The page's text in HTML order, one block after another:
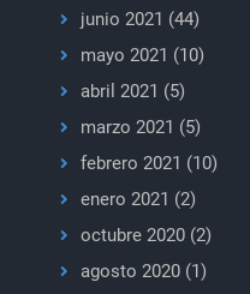
junio 2021 (44)
mayo 2021 (10)
abril 2021 (5)
marzo 2021 (5)
febrero 2021 (10)
enero 2021 (2)
octubre 2020(2)
agosto 2020(1)